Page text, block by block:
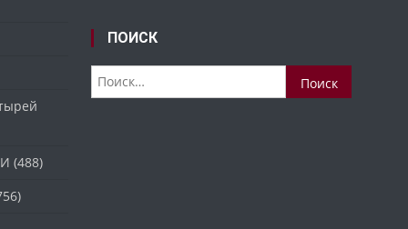
(488)
ПОИСК
Найти: